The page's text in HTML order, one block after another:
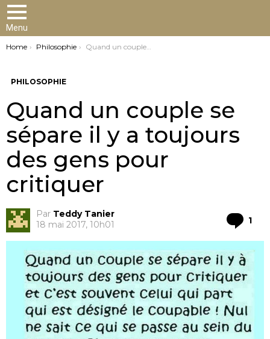
Menu
You are here:
Home Philosophie Quand un couple se sépare il y a toujours des gens pour critiquer
PHILOSOPHIE
Quand un couple se
sépare il y a toujours
des gens pour
critiquer
Par Teddy Tanier
18 mai 2017, 10h01
1